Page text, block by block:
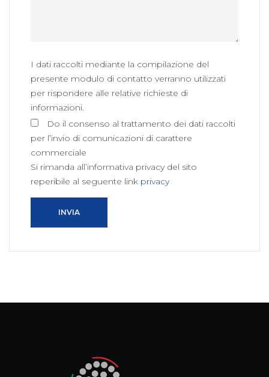
I dati raccolti mediante la compilazione del
presente modulo di contatto verranno utilizzati
per rispondere alle relative richieste di
informazioni.
Do il consenso al trattamento dei dati raccolti
per l’invio di comunicazioni di carattere
commerciale
Si rimanda all’informativa privacy del sito
reperibile al seguente link privacy
INVIA